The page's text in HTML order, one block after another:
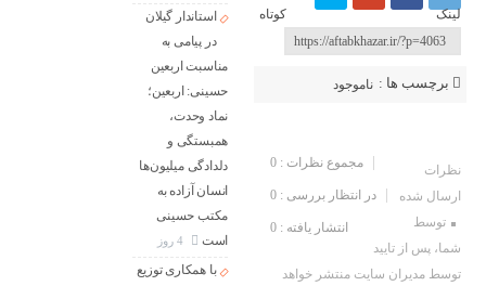
لینک کوتاه
برچسب ها : ناموجود
مجموع نظرات : 0
در انتظار بررسی : 0
انتشار یافته : 0
نظرات
ارسال شده
توسط
شما، پس از تایید
توسط مدیران سایت منتشر خواهد
استاندار گیلان
در پیامی به
مناسبت اربعین
حسینی: اربعین؛
نماد وحدت،
همبستگی و
دلدادگی میلیون‌ها
انسان آزاده به
مکتب حسینی
است
با همکاری توزیع